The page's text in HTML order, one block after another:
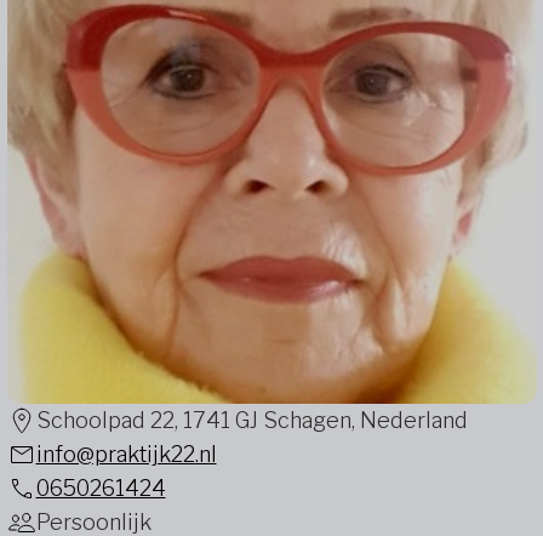
Schoolpad 22, 1741 GJ Schagen, Nederland
info@praktijk22.nl
0650261424
Persoonlijk